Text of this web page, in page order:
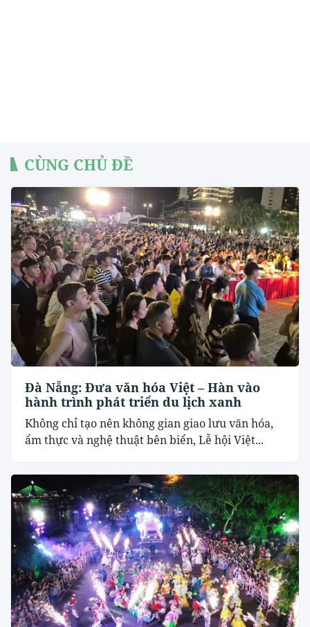
CÙNG CHỦ ĐỀ
Đà Nẵng: Đưa văn hóa Việt – Hàn vào
hành trình phát triển du lịch xanh
Không chỉ tạo nên không gian giao lưu văn hóa,
ẩm thực và nghệ thuật bên biển, Lễ hội Việt...